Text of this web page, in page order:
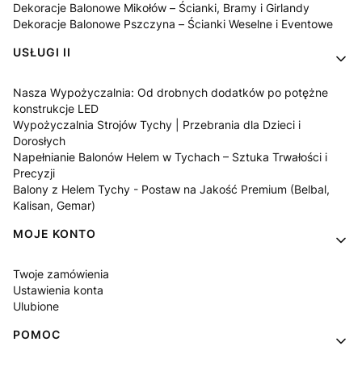
Dekoracje Balonowe Mikołów – Ścianki, Bramy i Girlandy
Dekoracje Balonowe Pszczyna – Ścianki Weselne i Eventowe
USŁUGI II
Nasza Wypożyczalnia: Od drobnych dodatków po potężne
konstrukcje LED
Wypożyczalnia Strojów Tychy | Przebrania dla Dzieci i
Dorosłych
Napełnianie Balonów Helem w Tychach – Sztuka Trwałości i
Precyzji
Balony z Helem Tychy - Postaw na Jakość Premium (Belbal,
Kalisan, Gemar)
MOJE KONTO
Twoje zamówienia
Ustawienia konta
Ulubione
POMOC